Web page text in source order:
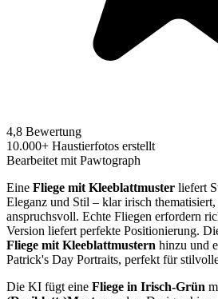
4,8 Bewertung
10.000+ Haustierfotos erstellt
Bearbeitet mit Pawtograph
Eine Fliege mit Kleeblattmuster liefert
Eleganz und Stil – klar irisch
anspruchsvoll. Echte Fliegen erfordern
Version liefert perfekte Positionierung.
Fliege mit Kleeblattmustern hinzu und
Patrick's Day Portraits, perfekt für
Die KI fügt eine Fliege in Irisch-Grün